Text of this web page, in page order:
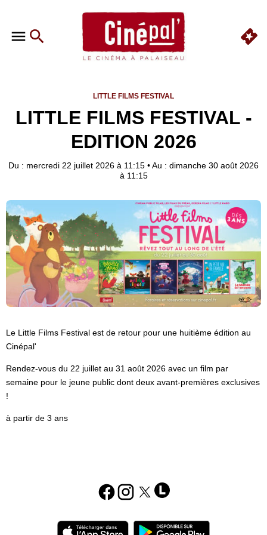
LITTLE FILMS FESTIVAL
LITTLE FILMS FESTIVAL -
EDITION 2026
Du : mercredi 22 juillet 2026 à 11:15 •Au : dimanche 30 août 2026
à 11:15
Le Little Films Festival est de retour pour une huitième édition au
Cinépal'
Rendez-vous du 22 juillet au 31 août 2026 avec un film par
semaine pour le jeune public dont deux avant-premières exclusives
!
à partir de 3 ans